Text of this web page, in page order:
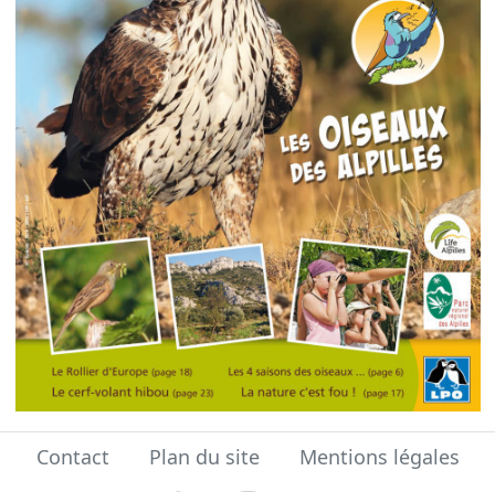
Contact Plan du site Mentions légales